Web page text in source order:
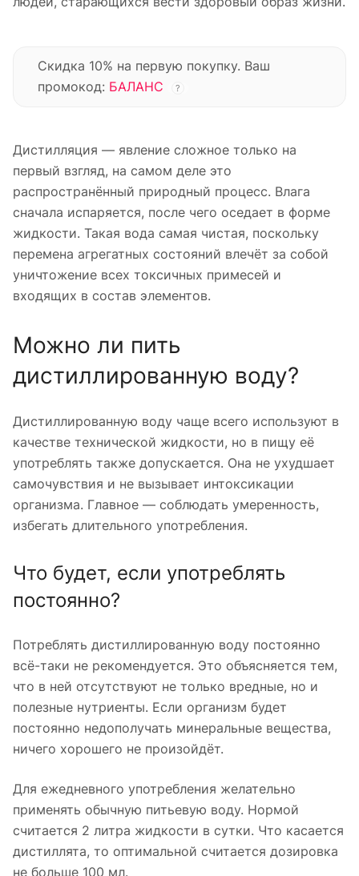
Скидка 10% на первую покупку. Ваш
промокод: БАЛАНС ?
Дистилляция — явление сложное только на
первый взгляд, на самом деле это
распространённый природный процесс. Влага
сначала испаряется, после чего оседает в форме
жидкости. Такая вода самая чистая, поскольку
перемена агрегатных состояний влечёт за собой
уничтожение всех токсичных примесей и
входящих в состав элементов.
Можно ли пить
дистиллированную воду?
Дистиллированную воду чаще всего используют в
качестве технической жидкости, но в пищу её
употреблять также допускается. Она не ухудшает
самочувствия и не вызывает интоксикации
организма. Главное — соблюдать умеренность,
избегать длительного употребления.
Что будет, если употреблять
постоянно?
Потреблять дистиллированную воду постоянно
всё-таки не рекомендуется. Это объясняется тем,
что в ней отсутствуют не только вредные, но и
полезные нутриенты. Если организм будет
постоянно недополучать минеральные вещества,
ничего хорошего не произойдёт.
Для ежедневного употребления желательно
применять обычную питьевую воду. Нормой
считается 2 литра жидкости в сутки. Что касается
дистиллята, то оптимальной считается дозировка
не больше 100 мл.